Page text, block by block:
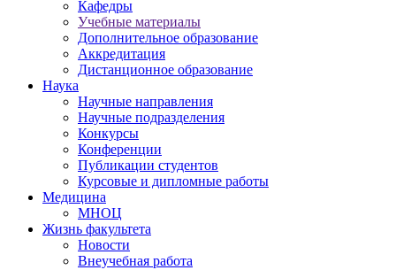
Кафедры
Учебные материалы
Дополнительное образование
Аккредитация
Дистанционное образование
Наука
Научные направления
Научные подразделения
Конкурсы
Конференции
Публикации студентов
Курсовые и дипломные работы
Медицина
МНОЦ
Жизнь факультета
Новости
Внеучебная работа